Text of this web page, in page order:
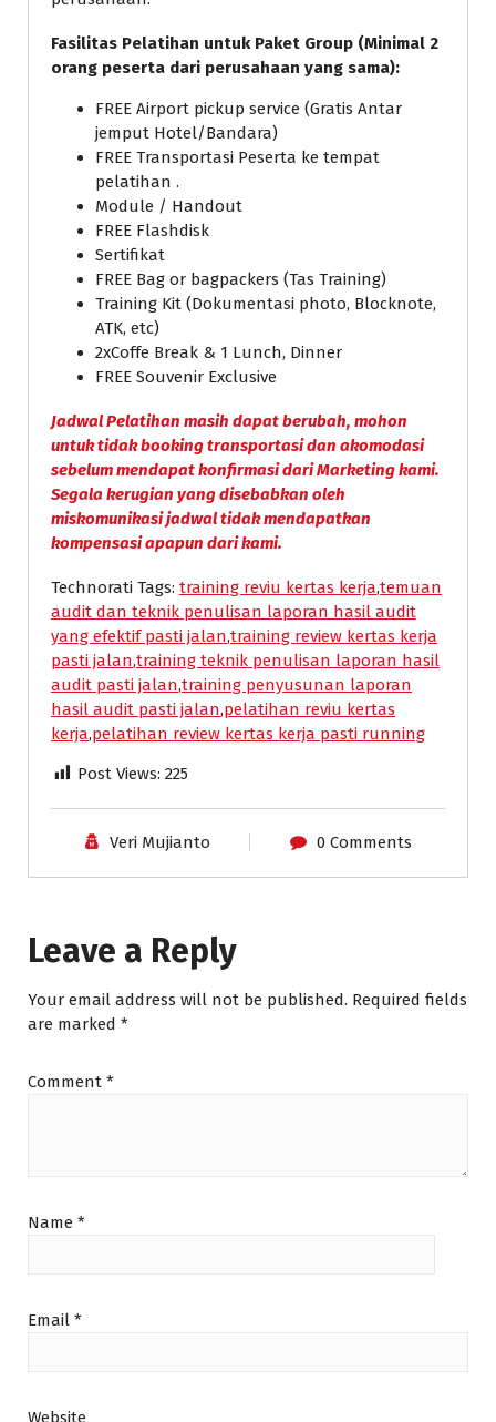
Fasilitas Pelatihan untuk Paket Group (Minimal 2
orang peserta dari perusahaan yang sama):
FREE Airport pickup service (Gratis Antar
jemput Hotel/Bandara)
FREE Transportasi Peserta ke tempat
pelatihan .
Module / Handout
FREE Flashdisk
Sertifikat
FREE Bag or bagpackers (Tas Training)
Training Kit (Dokumentasi photo, Blocknote,
ATK, etc)
2xCoffe Break & 1 Lunch, Dinner
FREE Souvenir Exclusive
Jadwal Pelatihan masih dapat berubah, mohon
untuk tidak booking transportasi dan akomodasi
sebelum mendapat konfirmasi dari Marketing kami.
Segala kerugian yang disebabkan oleh
miskomunikasi jadwal tidak mendapatkan
kompensasi apapun dari kami.
Technorati Tags: training reviu kertas kerja,temuan
audit dan teknik penulisan laporan hasil audit
yang efektif pasti jalan,training review kertas kerja
pasti jalan,training teknik penulisan laporan hasil
audit pasti jalan,training penyusunan laporan
hasil audit pasti jalan,pelatihan reviu kertas
kerja,pelatihan review kertas kerja pasti running
Post Views: 225
Veri Mujianto 0 Comments
Leave a Reply
Your email address will not be published. Required fields
are marked *
Comment *
Name *
Email *
Website